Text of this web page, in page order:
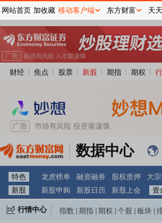
财经 焦点 股票 新股 期指 期权
数据中心
特色 龙虎榜单 融资融券 股权质押 大
新股
新股申购 新股日历 新股上会 资
行情中心 指数 期指 期权 个股 板块
网站首页 加收藏 移动客户端 东方财富 天